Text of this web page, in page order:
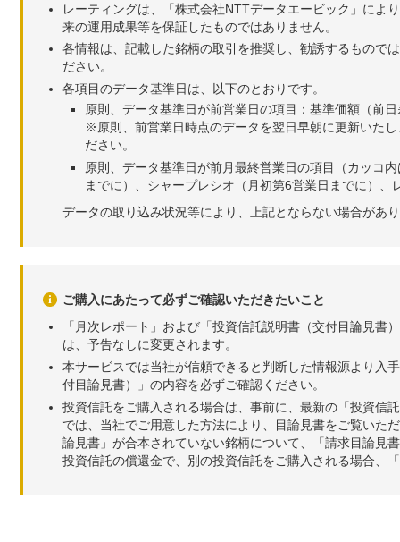
レーティングは、「株式会社NTTデータエービック」によ
来の運用成果等を保証したものではありません。
各情報は、記載した銘柄の取引を推奨し、勧誘するもので
ださい。
各項目のデータ基準日は、以下のとおりです。
原則、データ基準日が前営業日の項目：基準価額（前
※原則、前営業日時点のデータを翌日早朝に更新いた
ださい。
原則、データ基準日が前月最終営業日の項目（カッコ
までに）、シャープレシオ（月初第6営業日までに）
データの取り込み状況等により、上記とならない場合があ
ご購入にあたって必ずご確認いただきたいこと
「月次レポート」および「投資信託説明書（交付目論見
は、予告なしに変更されます。
本サービスでは当社が信頼できると判断した情報源より入
付目論見書）」の内容を必ずご確認ください。
投資信託をご購入される場合は、事前に、最新の「投資信
では、当社でご用意した方法により、目論見書をご覧いた
論見書」が合本されていない銘柄について、「請求目論見
投資信託の償還金で、別の投資信託をご購入される場合、